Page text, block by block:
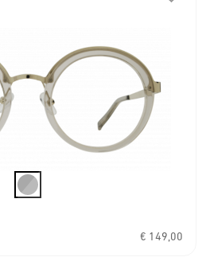
€ 149,00